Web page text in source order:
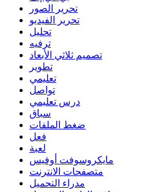
تحرير الصور
تحرير الفيديو
تحليل
ترفيه
تصميم ثلاثي الأبعاد
تطوير
تعليمي
تواصل
درس تعليمي
سباق
ضغط الملفات
فعل
لعبة
مايكروسوفت أوفيس
متصفحات الانترنت
مدراء التحميل